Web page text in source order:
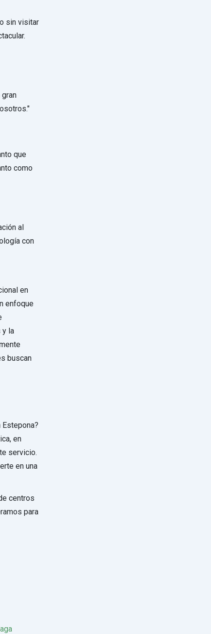
sin visitar
que
como
al
con
en
enfoque
y la
buscan
en
servicio.
en una
centros
para